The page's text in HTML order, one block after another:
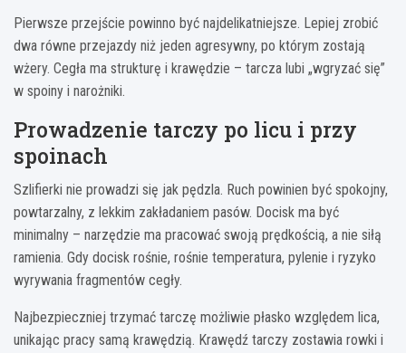
Pierwsze przejście powinno być najdelikatniejsze. Lepiej zrobić
dwa równe przejazdy niż jeden agresywny, po którym zostają
wżery. Cegła ma strukturę i krawędzie – tarcza lubi „wgryzać się”
w spoiny i narożniki.
Prowadzenie tarczy po licu i przy
spoinach
Szlifierki nie prowadzi się jak pędzla. Ruch powinien być spokojny,
powtarzalny, z lekkim zakładaniem pasów. Docisk ma być
minimalny – narzędzie ma pracować swoją prędkością, a nie siłą
ramienia. Gdy docisk rośnie, rośnie temperatura, pylenie i ryzyko
wyrywania fragmentów cegły.
Najbezpieczniej trzymać tarczę możliwie płasko względem lica,
unikając pracy samą krawędzią. Krawędź tarczy zostawia rowki i